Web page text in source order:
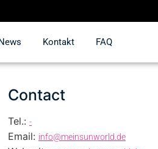
Kontakt FAQ
Contact
Tel.: -
Email: info@meinsunworld.de